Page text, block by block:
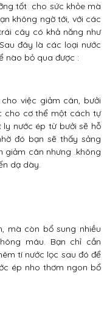
tốt cho sức khỏe mà
không ngờ tới, với các
cây có khả năng như
đây là các loại nước
nào bỏ qua được :
việc giảm cân, bưởi
cho cơ thể một cách tự
ly nước ép từ bưởi sẽ hỗ
đó bạn sẽ thấy sảng
giảm cân nhưng .không
dạ dày.
mà còn bổ sung nhiều
máu. Bạn chỉ cần
tí nước lọc sau đó để
ép nho thơm ngon bổ